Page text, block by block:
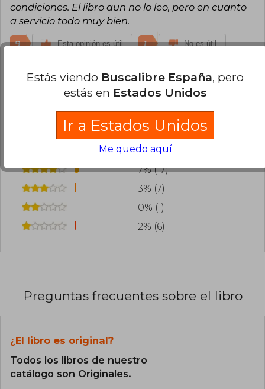
condiciones. El libro aun no lo leo, pero en cuanto
a servicio todo muy bien.
9 Esta opinión es útil 1 No es útil
Cargar más opiniones del libro
agregar tu propia evaluación.
88% (229)
7% (17)
3% (7)
0% (1)
2% (6)
Preguntas frecuentes sobre el libro
¿El libro es original?
Todos los libros de nuestro
catálogo son Originales.
Estás viendo Buscalibre España, pero
estás en Estados Unidos
Ir a Estados Unidos
Me quedo aquí